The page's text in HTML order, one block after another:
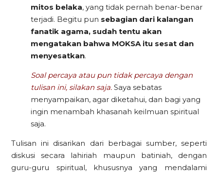
mitos belaka, yang tidak pernah benar-benar
terjadi. Begitu pun sebagian dari kalangan
fanatik agama, sudah tentu akan
mengatakan bahwa MOKSA itu sesat dan
menyesatkan.
Soal percaya atau pun tidak percaya dengan
tulisan ini, silakan saja. Saya sebatas
menyampaikan, agar diketahui, dan bagi yang
ingin menambah khasanah keilmuan spiritual
saja.
Tulisan ini disarikan dari berbagai sumber, seperti
diskusi secara lahiriah maupun batiniah, dengan
guru-guru spiritual, khususnya yang mendalami